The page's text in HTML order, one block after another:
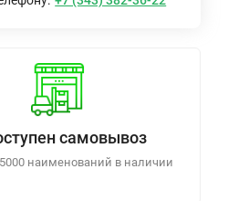
самовывоз
наименований в наличии